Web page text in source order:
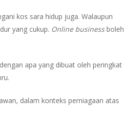
kos sara hidup juga. Walaupun
yang cukup. Online businessboleh
apa yang dibuat oleh peringkat
dalam konteks perniagaan atas